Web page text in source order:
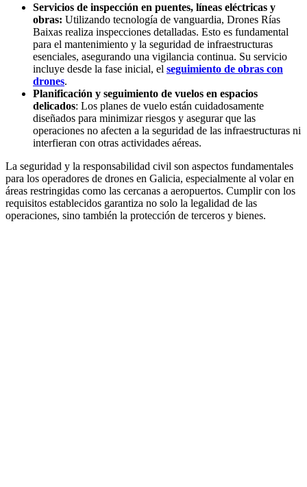
Servicios de inspección en puentes, líneas eléctricas y
obras: Utilizando tecnología de vanguardia, Drones Rías
Baixas realiza inspecciones detalladas. Esto es fundamental
para el mantenimiento y la seguridad de infraestructuras
esenciales, asegurando una vigilancia continua. Su servicio
incluye desde la fase inicial, el seguimiento de obras con
drones.
Planificación y seguimiento de vuelos en espacios
delicados: Los planes de vuelo están cuidadosamente
diseñados para minimizar riesgos y asegurar que las
operaciones no afecten a la seguridad de las infraestructuras ni
interfieran con otras actividades aéreas.
La seguridad y la responsabilidad civil son aspectos fundamentales
para los operadores de drones en Galicia, especialmente al volar en
áreas restringidas como las cercanas a aeropuertos. Cumplir con los
requisitos establecidos garantiza no solo la legalidad de las
operaciones, sino también la protección de terceros y bienes.